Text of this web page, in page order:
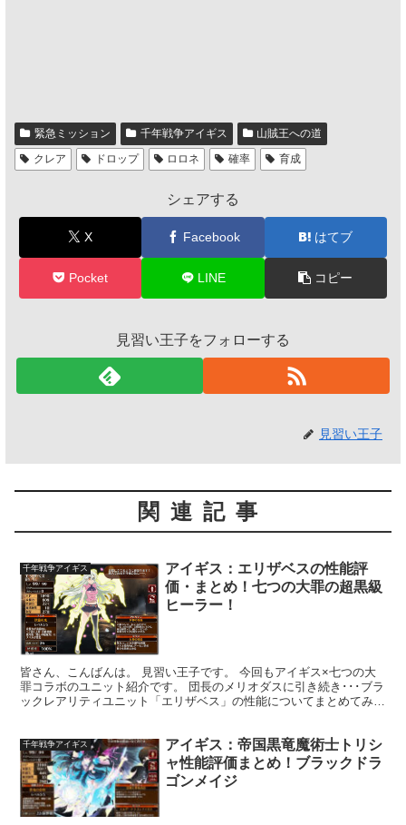
緊急ミッション 千年戦争アイギス
山賊王への道
クレア
ドロップ ロロネ 確率 育成
シェアする
X Facebook はてブ
Pocket LINE コピー
見習い王子をフォローする
見習い王子
関連記事
千年戦争アイギス
アイギス：エリザベスの性能評
価・まとめ！七つの大罪の超黒級
ヒーラー！
皆さん、こんばんは。 見習い王子です。 今回もアイギス×七つの大
罪コラボのユニット紹介です。 団長のメリオダスに引き続き･･･ブラ
ックレアリティユニット「エリザベス」の性能についてまとめてみま
千年戦争アイギス
アイギス：帝国黒竜魔術士トリシ
ャ性能評価まとめ！ブラックドラ
ゴンメイジ